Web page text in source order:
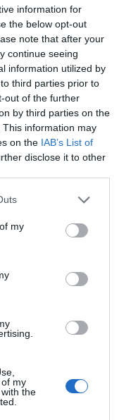
information for
the below opt-out
note that after your
continue seeing
information utilized by
third parties prior to
out of the further
by third parties on the
This information may
on the IAB’s List of
disclose it to other
my
my
the
a
18.358
día